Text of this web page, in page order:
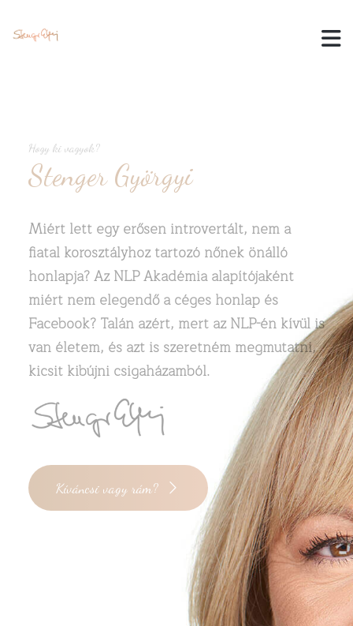
Hogy ki vagyok?
Stenger Györgyi
Miért lett egy erősen introvertált, nem a
fiatal korosztályhoz tartozó nőnek önálló
honlapja? Az NLP Akadémia alapítójaként
miért nem elegendő a céges honlap és
Facebook? Talán azért, mert az NLP-én kívül is
van életem, és azt is szeretném megmutatni,
kicsit kibújni csigaházamból.
Kíváncsi vagy rám?